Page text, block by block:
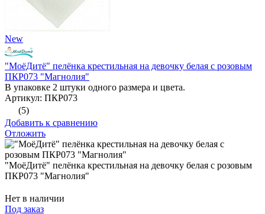
New
"МоёДитё" пелёнка крестильная на девочку белая с розовым
ПКР073 "Магнолия"
В упаковке 2 штуки одного размера и цвета.
Артикул: ПКР073
(5)
Добавить к сравнению
Отложить
"МоёДитё" пелёнка крестильная на девочку белая с розовым
ПКР073 "Магнолия"
Нет в наличии
Под заказ